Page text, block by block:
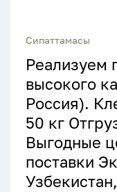
Сипаттамасы
Реализуем
высокого
Россия).
50 кг
Выгодные
поставки